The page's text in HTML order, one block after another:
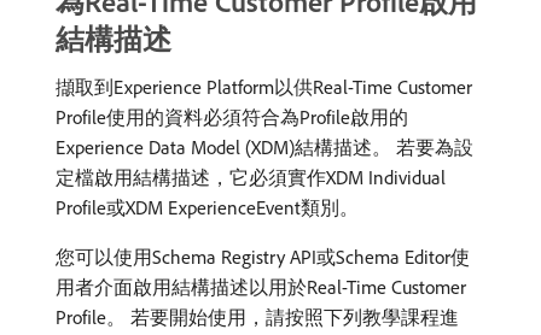
結構描述
擷取到Experience Platform以供Real-Time Customer
Profile使用的資料必須符合為Profile啟用的
Experience Data Model (XDM)結構描述。 若要為設
定檔啟用結構描述，它必須實作XDM Individual
Profile或XDM ExperienceEvent類別。
您可以使用Schema Registry API或Schema Editor使
用者介面啟用結構描述以用於Real-Time Customer
Profile。 若要開始使用，請按照下列教學課程進